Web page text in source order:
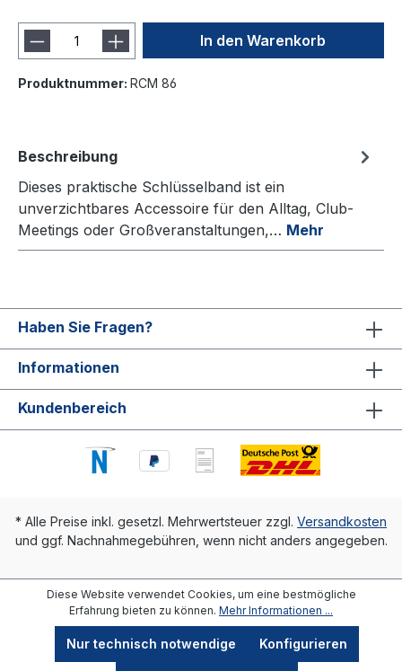
In den Warenkorb
Produktnummer: RCM 86
Beschreibung
Dieses praktische Schlüsselband ist ein
unverzichtbares Accessoire für den Alltag, Club-
Meetings oder Großveranstaltungen,… Mehr
Haben Sie Fragen?
Informationen
Kundenbereich
* Alle Preise inkl. gesetzl. Mehrwertsteuer zzgl. Versandkosten
und ggf. Nachnahmegebühren, wenn nicht anders angegeben.
Diese Website verwendet Cookies, um eine bestmögliche
Erfahrung bieten zu können. Mehr Informationen ...
Nur technisch notwendige Konfigurieren